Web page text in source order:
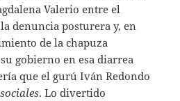
Valerio entre el
denuncia posturera y, en
de la chapuza
gobierno en esa diarrea
que el gurú Iván Redondo
. Lo divertido